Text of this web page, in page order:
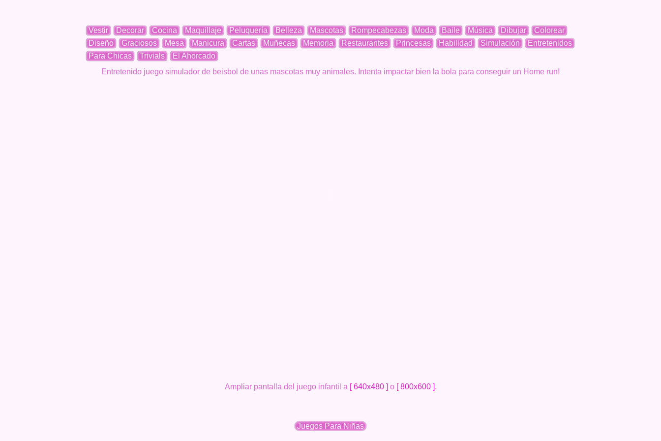
Vestir Decorar Cocina Maquillaje Peluquería Belleza Mascotas Rompecabezas Moda Baile Música Dibujar
Colorear
Diseño
Graciosos Mesa Manicura Cartas Muñecas Memoria Restaurantes Princesas Habilidad Simulación
Entretenidos
Para Chicas
Trivials
El Ahorcado
Entretenido juego simulador de beisbol de unas mascotas muy animales. Intenta impactar bien la bola para conseguir un Home run!
Ampliar pantalla del juego infantil a [ 640x480 ] o [ 800x600 ].
Juegos Para Niñas